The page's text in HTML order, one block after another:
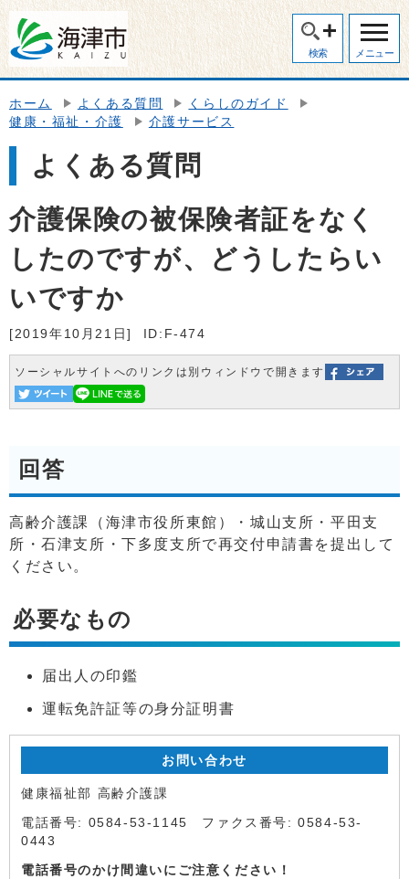
検索 メニュー
ホーム よくある質問
くらしのガイド
健康・福祉・介護
介護サービス
よくある質問
介護保険の被保険者証をなく
したのですが、どうしたらい
いですか
[2019年10月21日] ID:F-474
ソーシャルサイトへのリンクは別ウィンドウで開きます
回答
高齢介護課（海津市役所東館）・城山支所・平田支
所・石津支所・下多度支所で再交付申請書を提出して
ください。
必要なもの
届出人の印鑑
運転免許証等の身分証明書
お問い合わせ
健康福祉部 高齢介護課
電話番号: 0584-53-1145 ファクス番号: 0584-53-
0443
電話番号のかけ間違いにご注意ください！